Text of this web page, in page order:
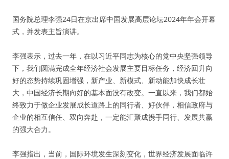
国务院总理李强24日在京出席中国发展高层论坛2024年年会开幕
式，并发表主旨演讲。
李强表示，过去一年，在以习近平同志为核心的党中央坚强领导
下，我们圆满完成全年经济社会发展主要目标任务，经济回升向
好的态势持续巩固增强，新产业、新模式、新动能加快成长壮
大，中国经济长期向好的基本面没有改变。一直以来，我们都始
终致力于做企业发展成长道路上的同行者、好伙伴，相信政府与
企业的相互信任、双向奔赴，一定能汇聚成携手同行、发展共赢
的强大合力。
李强指出，当前，国际环境发生深刻变化，世界经济发展面临许